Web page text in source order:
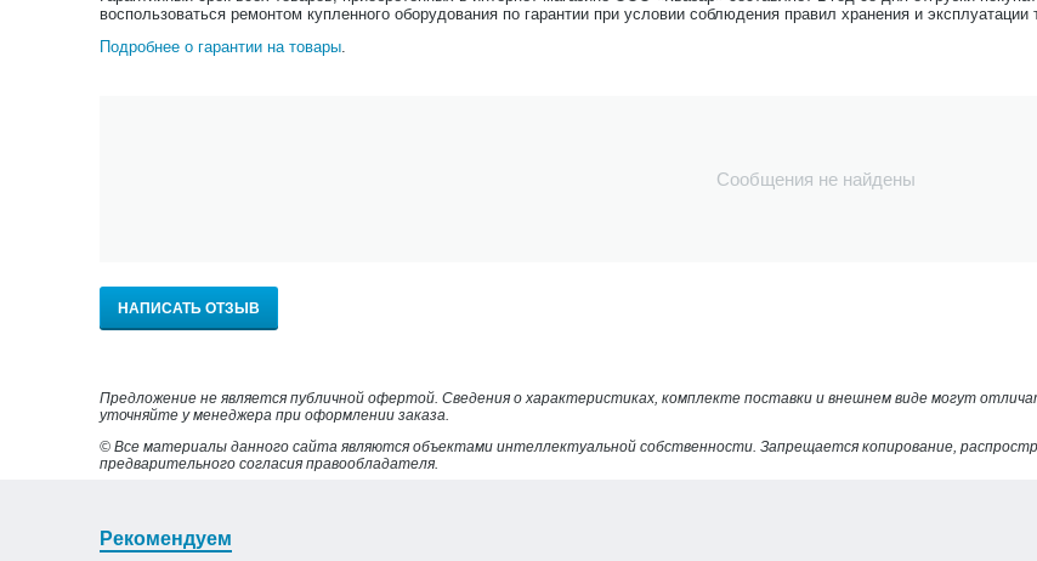
воспользоваться ремонтом купленного оборудования по гарантии при условии соблюдения правил хранения и эксплуатации
Подробнее о гарантии на товары
Сообщения не найдены
НАПИСАТЬ ОТЗЫВ
Предложение не является публичной офертой. Сведения о характеристиках, комплекте поставки и внешнем виде могут
уточняйте у менеджера при оформлении заказа.
© Все материалы данного сайта являются объектами интеллектуальной собственности. Запрещается копирование,
предварительного согласия правообладателя.
Рекомендуем